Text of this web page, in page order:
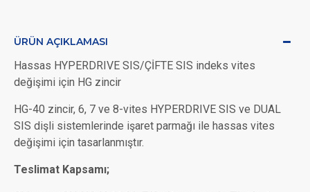
ÜRÜN AÇIKLAMASI
Hassas HYPERDRIVE SIS/ÇİFTE SIS indeks vites
değişimi için HG zincir
HG-40 zincir, 6, 7 ve 8-vites HYPERDRIVE SIS ve DUAL
SIS dişli sistemlerinde işaret parmağı ile hassas vites
değişimi için tasarlanmıştır.
Teslimat Kapsamı;